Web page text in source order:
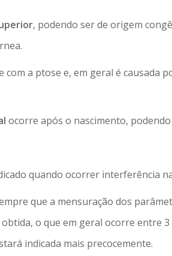
, podendo ser de origem
com a ptose e, em geral é
ocorre após o nascimento,
quando ocorrer interferência
que a mensuração dos
o que em geral ocorre entre 3
indicada mais precocemente.